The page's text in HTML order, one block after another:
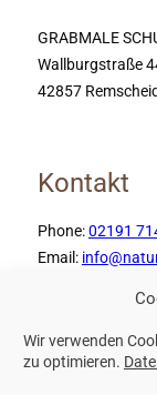
Wir verwenden
zu optimieren.
GRABMALE
Wallburgstraße
42857
Kontakt
Phone:02191
Email:
Weitere